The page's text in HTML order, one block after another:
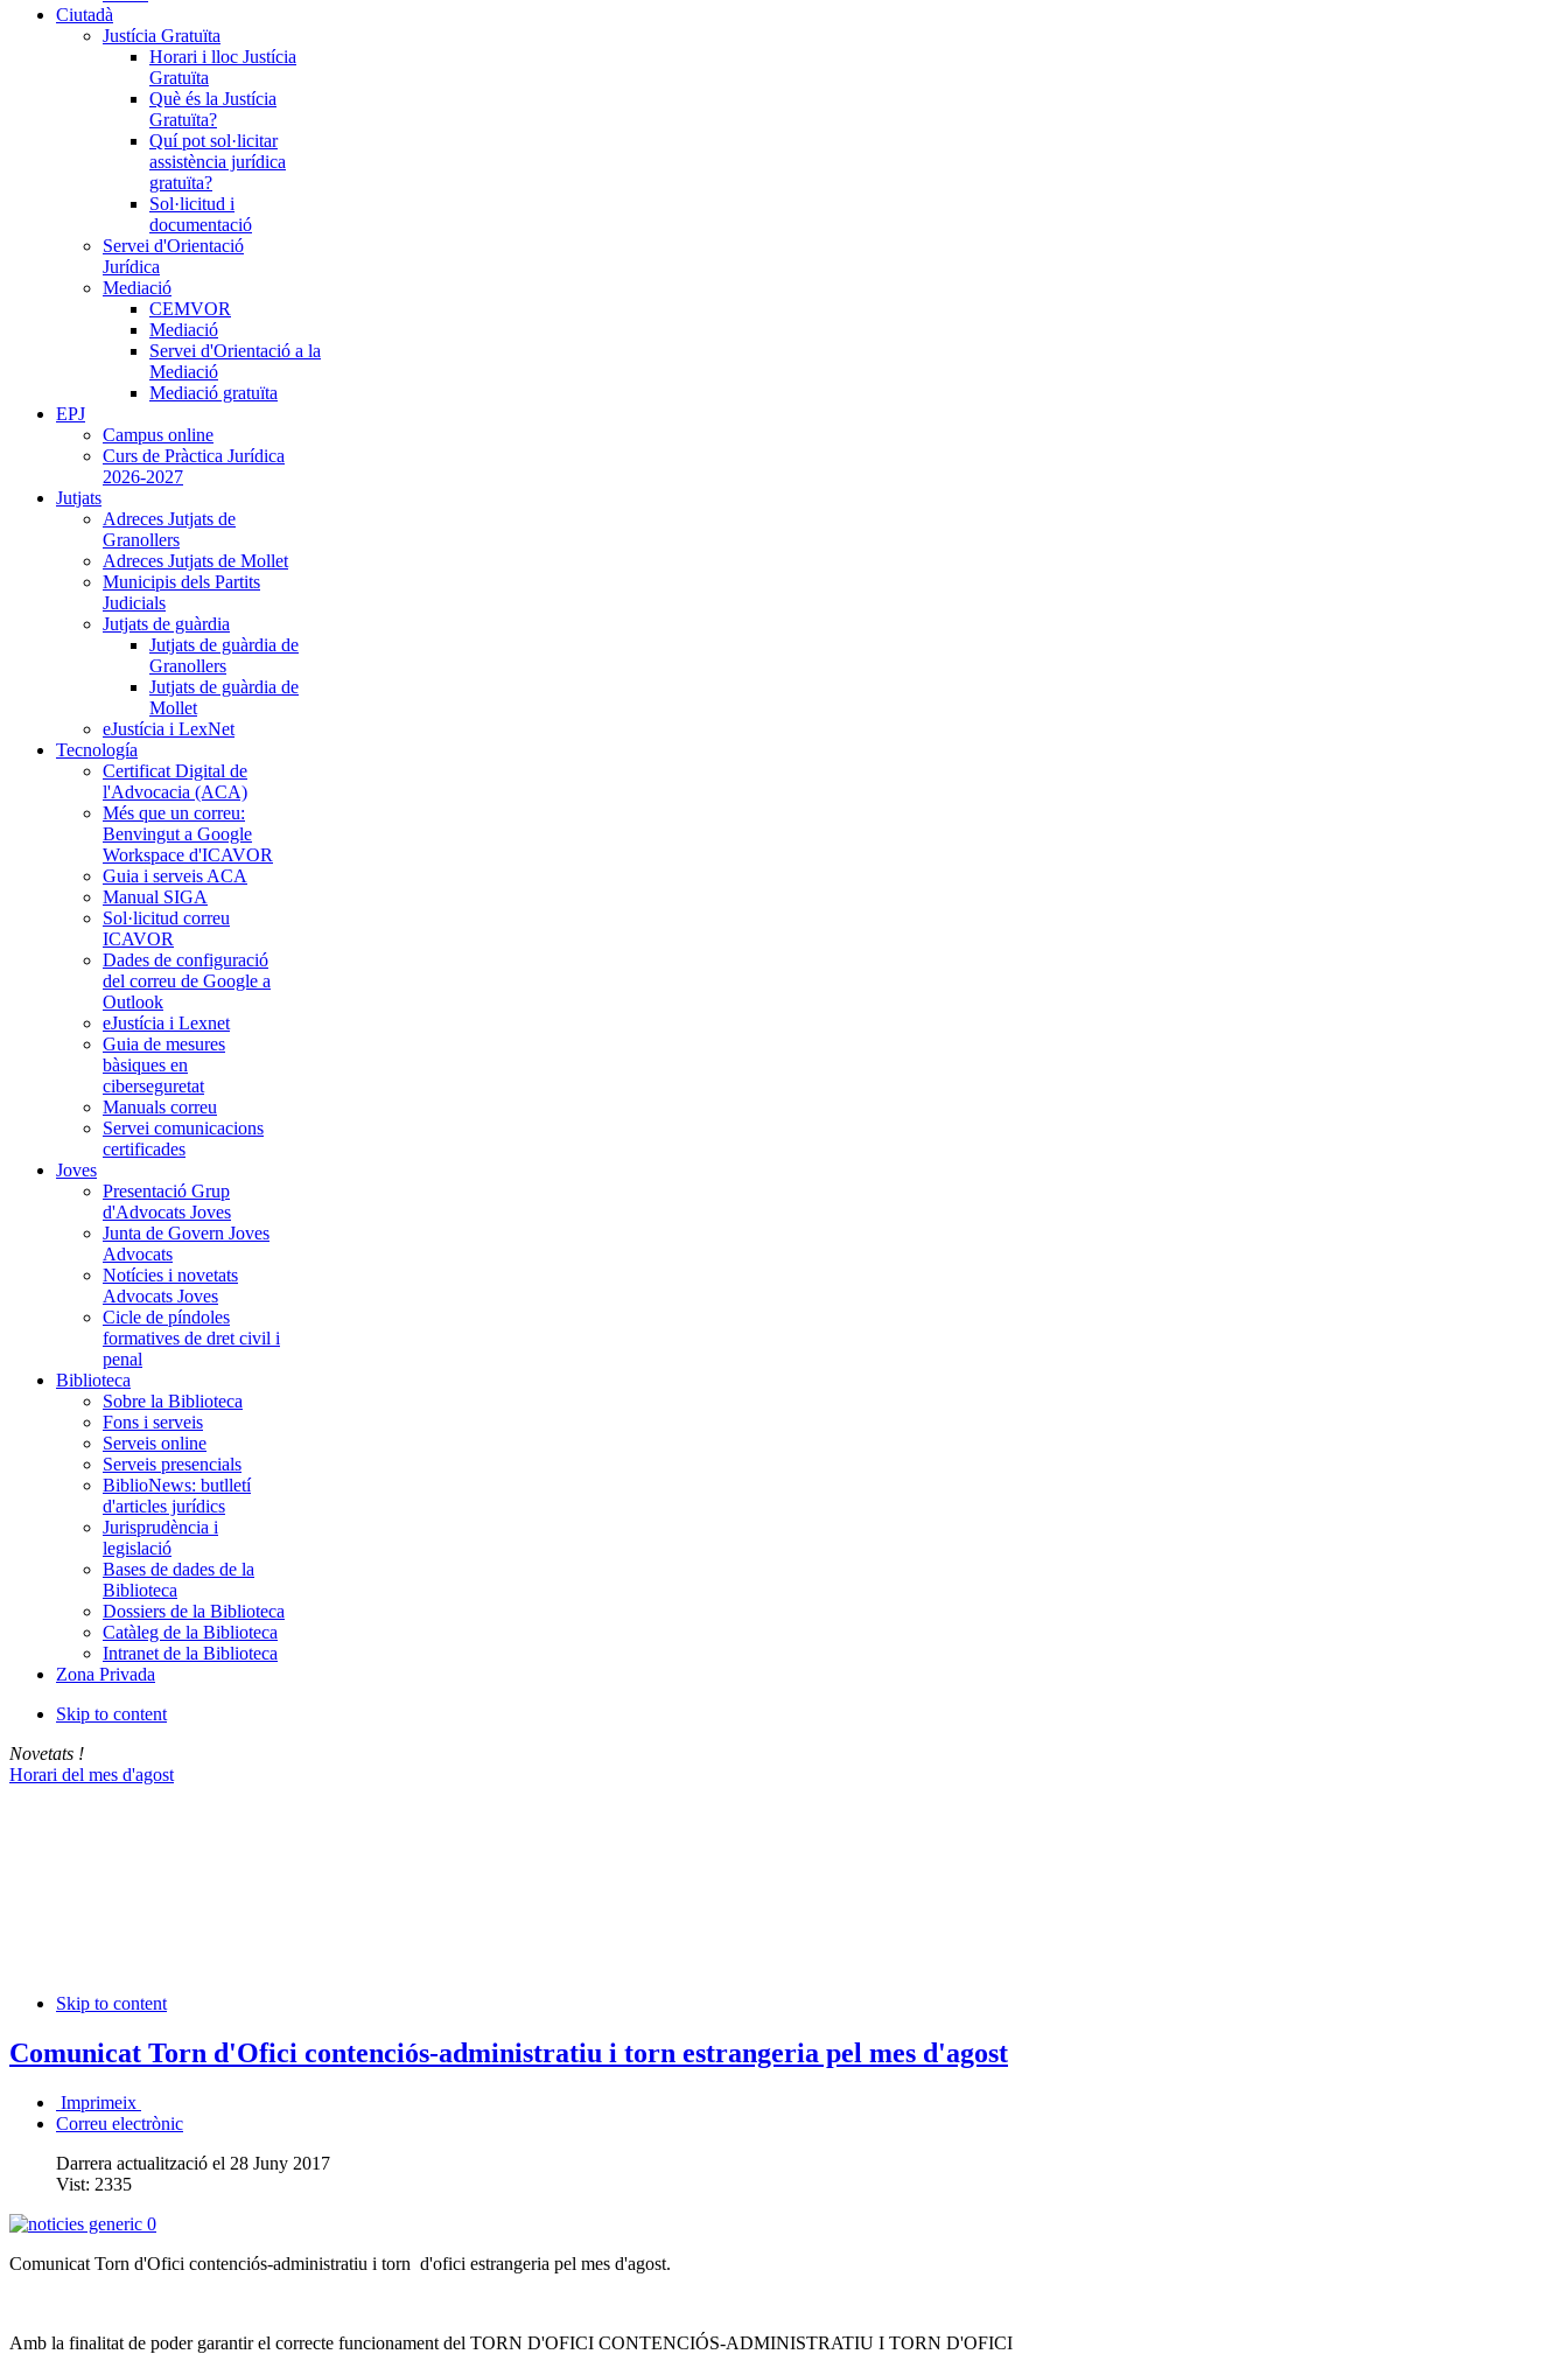
Ciutadà
Justícia Gratuïta
Horari i lloc Justícia
Gratuïta
Què és la Justícia
Gratuïta?
Quí pot sol·licitar
assistència jurídica
gratuïta?
Sol·licitud i
documentació
Servei d'Orientació
Jurídica
Mediació
CEMVOR
Mediació
Servei d'Orientació a la
Mediació
Mediació gratuïta
EPJ
Campus online
Curs de Pràctica Jurídica
2026-2027
Jutjats
Adreces Jutjats de
Granollers
Adreces Jutjats de Mollet
Municipis dels Partits
Judicials
Jutjats de guàrdia
Jutjats de guàrdia de
Granollers
Jutjats de guàrdia de
Mollet
eJustícia i LexNet
Tecnología
Certificat Digital de
l'Advocacia (ACA)
Més que un correu:
Benvingut a Google
Workspace d'ICAVOR
Guia i serveis ACA
Manual SIGA
Sol·licitud correu
ICAVOR
Dades de configuració
del correu de Google a
Outlook
eJustícia i Lexnet
Guia de mesures
bàsiques en
ciberseguretat
Manuals correu
Servei comunicacions
certificades
Joves
Presentació Grup
d'Advocats Joves
Junta de Govern Joves
Advocats
Notícies i novetats
Advocats Joves
Cicle de píndoles
formatives de dret civil i
penal
Biblioteca
Sobre la Biblioteca
Fons i serveis
Serveis online
Serveis presencials
BiblioNews: butlletí
d'articles jurídics
Jurisprudència i
legislació
Bases de dades de la
Biblioteca
Dossiers de la Biblioteca
Catàleg de la Biblioteca
Intranet de la Biblioteca
Zona Privada
Skip to content
Novetats !
Horari del mes d'agost
Skip to content
Comunicat Torn d'Ofici contenciós-administratiu i torn estrangeria pel mes d'agost
Imprimeix
Correu electrònic
Darrera actualització el 28 Juny 2017
Vist: 2335
Comunicat Torn d'Ofici contenciós-administratiu i torn d'ofici estrangeria pel mes d'agost.
Amb la finalitat de poder garantir el correcte funcionament del TORN D'OFICI CONTENCIÓS-ADMINISTRATIU I TORN D'OFICI